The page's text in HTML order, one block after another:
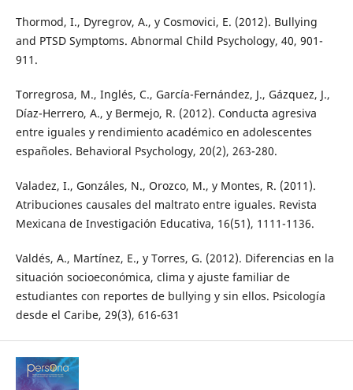
Thormod, I., Dyregrov, A., y Cosmovici, E. (2012). Bullying
and PTSD Symptoms. Abnormal Child Psychology, 40, 901-
911.
Torregrosa, M., Inglés, C., García-Fernández, J., Gázquez, J.,
Díaz-Herrero, A., y Bermejo, R. (2012). Conducta agresiva
entre iguales y rendimiento académico en adolescentes
españoles. Behavioral Psychology, 20(2), 263-280.
Valadez, I., Gonzáles, N., Orozco, M., y Montes, R. (2011).
Atribuciones causales del maltrato entre iguales. Revista
Mexicana de Investigación Educativa, 16(51), 1111-1136.
Valdés, A., Martínez, E., y Torres, G. (2012). Diferencias en la
situación socioeconómica, clima y ajuste familiar de
estudiantes con reportes de bullying y sin ellos. Psicología
desde el Caribe, 29(3), 616-631